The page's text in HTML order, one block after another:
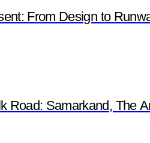
From Design to
Road: Samarkand, The